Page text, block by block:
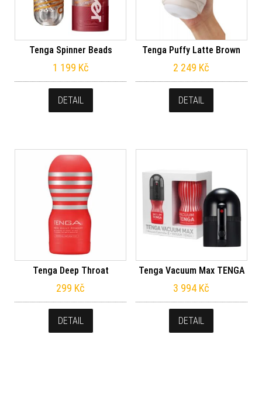
Tenga Spinner Beads
1 199 Kč
DETAIL
Tenga Puffy Latte Brown
2 249 Kč
DETAIL
Tenga Deep Throat
299 Kč
DETAIL
Tenga Vacuum Max TENGA
3 994 Kč
DETAIL